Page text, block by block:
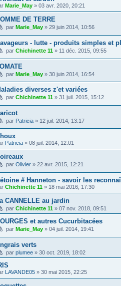
Marie_May » 03 avr. 2020, 20:21
DE TERRE
par Marie_May » 29 juin 2014, 10:56
- lutte - produits simples et
par Chichinette 11 » 11 déc. 2015, 09:55
par Marie_May » 30 juin 2014, 16:54
diverses z'et variées
par Chichinette 11 » 31 juil. 2015, 15:12
par Patricia » 12 juil. 2014, 13:17
Patricia » 08 juil. 2014, 12:01
par Olivier » 22 avr. 2015, 12:21
# Hanneton - savoir les
Chichinette 11 » 18 mai 2016, 17:30
CANNELLE au jardin
par Chichinette 11 » 07 nov. 2018, 09:51
et autres Cucurbitacées
par Marie_May » 04 juil. 2014, 19:41
verts
par plumee » 30 oct. 2019, 18:02
LAVANDE05 » 30 mai 2015, 22:25